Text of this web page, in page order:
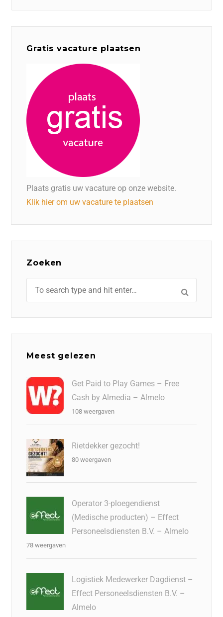
Gratis vacature plaatsen
Plaats gratis uw vacature op onze website.
Klik hier om uw vacature te plaatsen
Zoeken
Meest gelezen
Get Paid to Play Games – Free
Cash by Almedia – Almelo
108 weergaven
Rietdekker gezocht!
80 weergaven
Operator 3-ploegendienst
(Medische producten) – Effect
Personeelsdiensten B.V. – Almelo
78 weergaven
Logistiek Medewerker Dagdienst –
Effect Personeelsdiensten B.V. –
Almelo